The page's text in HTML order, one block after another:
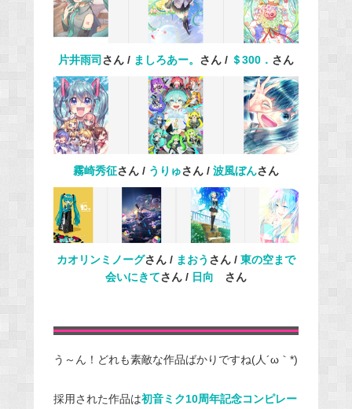
片井雨司 さん / ましろあー。 さん / ＄300． さん
霧崎秀征さん / うりゅさん / 波風ぼんさん
カオリンミノーグさん / まおう さん / 東の空まで
会いにきてさん / 日向 さん
う～ん！どれも素敵な作品ばかりですね(人´ω｀*)
採用された作品は初音ミク10周年記念コンピレー